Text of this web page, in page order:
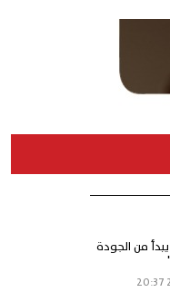
من الجودة